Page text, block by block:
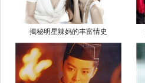
揭秘明星辣妈的丰富情史